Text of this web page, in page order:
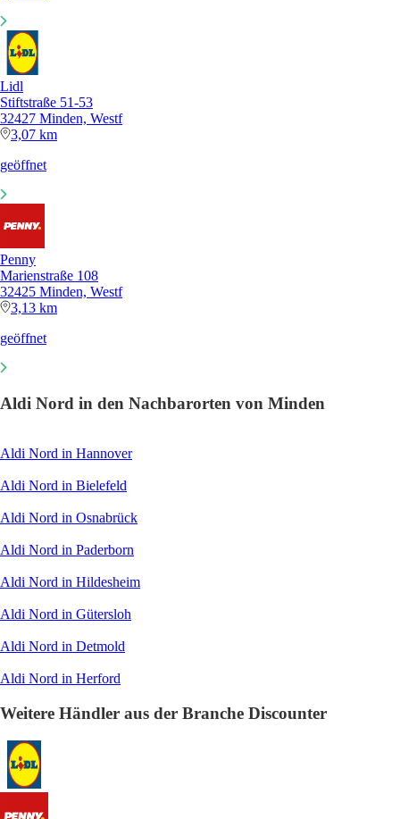
Lidl
Stiftstraße 51-53
32427 Minden, Westf
3,07 km
geöffnet
Penny
Marienstraße 108
32425 Minden, Westf
3,13 km
geöffnet
Aldi Nord in den Nachbarorten von Minden
Aldi Nord in Hannover
Aldi Nord in Bielefeld
Aldi Nord in Osnabrück
Aldi Nord in Paderborn
Aldi Nord in Hildesheim
Aldi Nord in Gütersloh
Aldi Nord in Detmold
Aldi Nord in Herford
Weitere Händler aus der Branche Discounter